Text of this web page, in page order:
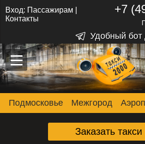
–
–
–
Вход: Пассажирам
Контакты
+7
Удобный бот
Подмосковье Межгород
Заказать такси